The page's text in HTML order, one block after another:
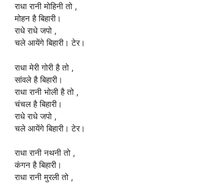
राधा रानी मोहिनी तो ,
मोहन है बिहारी।
राधे राधे जपो ,
चले आयेंगे बिहारी। टेर।
राधा मेरी गोरी है तो ,
सांवले है बिहारी।
राधा रानी भोली है तो ,
चंचल है बिहारी।
राधे राधे जपो ,
चले आयेंगे बिहारी। टेर।
राधा रानी नथनी तो ,
कंगन है बिहारी।
राधा रानी मुरली तो ,